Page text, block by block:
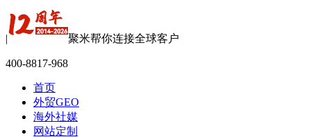
| 聚米帮你连接全球客户
400-8817-968
首页
外贸GEO
海外社媒
网站定制